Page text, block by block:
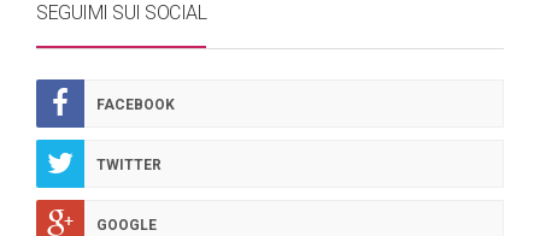
SEGUIMI SUI SOCIAL
FACEBOOK
TWITTER
GOOGLE